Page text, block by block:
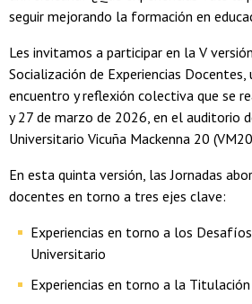
seguir mejorando la formación en
Les invitamos a participar en la V
Socialización de Experiencias Docentes,
encuentro y reflexión colectiva que se
y 27 de marzo de 2026, en el auditorio
Universitario Vicuña Mackenna 20
En esta quinta versión, las Jornadas
docentes en torno a tres ejes clave:
Experiencias en torno a los
Universitario
Experiencias en torno a la